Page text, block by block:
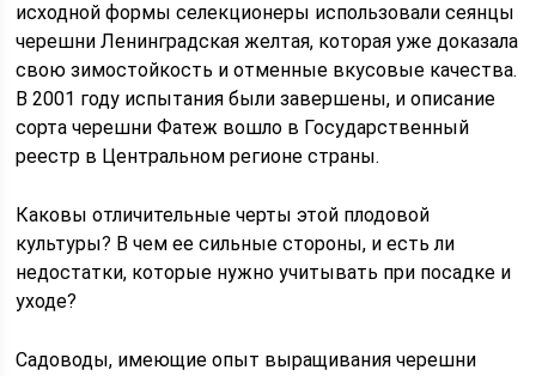
исходной формы селекционеры использовали сеянцы
черешни Ленинградская желтая, которая уже доказала
свою зимостойкость и отменные вкусовые качества.
В 2001 году испытания были завершены, и описание
сорта черешни Фатеж вошло в Государственный
реестр в Центральном регионе страны.
Каковы отличительные черты этой плодовой
культуры? В чем ее сильные стороны, и есть ли
недостатки, которые нужно учитывать при посадке и
уходе?
Садоводы, имеющие опыт выращивания черешни